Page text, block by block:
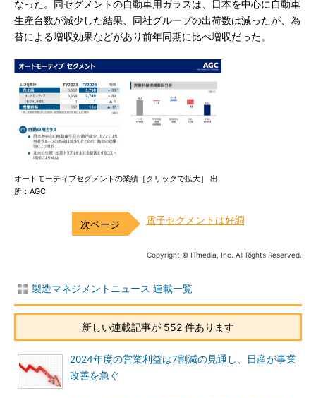
なった。同セグメントの自動車用ガラスは、日本を中心に自動車
生産台数が減少した結果、同社グループの出荷数は減ったが、為
替による増収効果などがあり前年同期に比べ増収だった。
オートモーティブセグメントの業績［クリックで拡大］ 出
所：AGC
電子セグメントは好調
Copyright © ITmedia, Inc. All Rights Reserved.
製造マネジメントニュース 連載一覧
新しい連載記事が 552 件あります
2024年度の営業利益は7割減の見通し、日産が事業
改善を急ぐ